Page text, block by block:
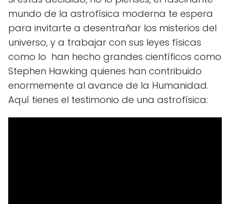
mundo de la astrofísica moderna te espera
para invitarte a desentrañar los misterios del
universo, y a trabajar con sus leyes físicas
como lo han hecho grandes científicos como
Stephen Hawking quienes han contribuido
enormemente al avance de la Humanidad.
Aquí tienes el testimonio de una astrofísica: